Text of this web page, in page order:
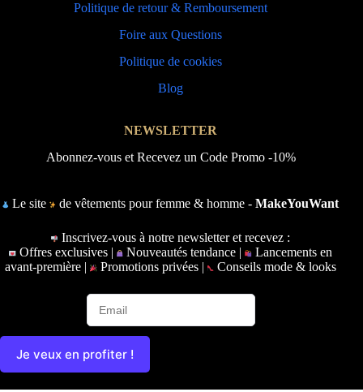
Politique de retour & Remboursement
Foire aux Questions
Politique de cookies
Blog
NEWSLETTER
Abonnez-vous et Recevez un Code Promo -10%
Le site de vêtements pour femme & homme -MakeYouWant
Inscrivez-vous à notre newsletter et recevez :
Offres exclusives |
Nouveautés tendance |
Lancements en
avant-première | Promotions privées | Conseils mode & looks
Je veux en profiter !